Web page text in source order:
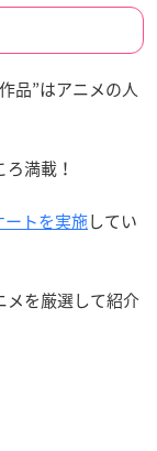
品”はアニメの人
満載！
ートを実施してい
メを厳選して紹介